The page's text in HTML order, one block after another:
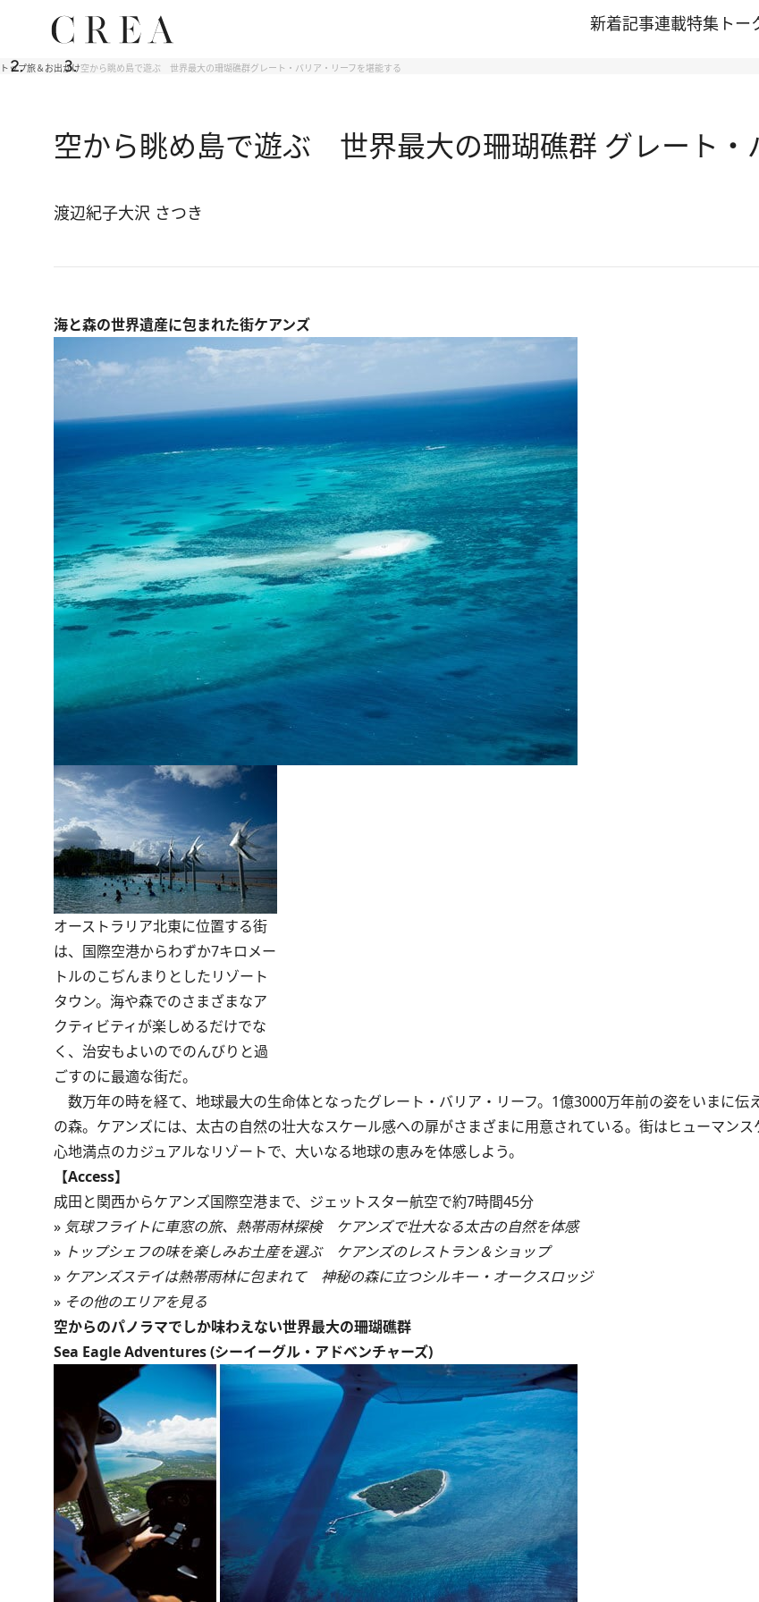
新着記事連載特集 ト
トップ旅＆お出かけ空から眺め島で遊ぶ 世界最大の珊瑚礁群グレート・バリア・リーフを堪能する
空から眺め島で遊ぶ 世界最大の珊瑚礁群 グレート・
渡辺紀子大沢 さつき
海と森の世界遺産に包まれた街ケアンズ
オーストラリア北東に位置する街
は、国際空港からわずか7キロメー
トルのこぢんまりとしたリゾート
タウン。海や森でのさまざまなア
クティビティが楽しめるだけでな
く、治安もよいのでのんびりと過
ごすのに最適な街だ。
数万年の時を経て、地球最大の生命体となったグレート・バリア・リーフ。1億3000万年前の姿をいまに伝
の森。ケアンズには、太古の自然の壮大なスケール感への扉がさまざまに用意されている。街はヒューマン
心地満点のカジュアルなリゾートで、大いなる地球の恵みを体感しよう。
【Access】
成田と関西からケアンズ国際空港まで、ジェットスター航空で約7時間45分
» 気球フライトに車窓の旅、熱帯雨林探検 ケアンズで壮大なる太古の自然を体感
» トップシェフの味を楽しみお土産を選ぶ ケアンズのレストラン＆ショップ
» ケアンズステイは熱帯雨林に包まれて 神秘の森に立つシルキー・オークスロッジ
» その他のエリアを見る
空からのパノラマでしか味わえない世界最大の珊瑚礁群
Sea Eagle Adventures (シーイーグル・アドベンチャーズ)